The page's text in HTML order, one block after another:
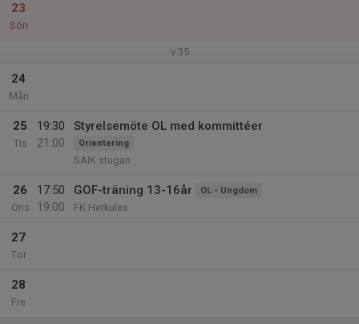
23
Sön
v.35
24
Mån
25
Tis
19:30
21:00
Styrelsemöte OL med kommittéer
Orientering
SAIK stugan
26
Ons
17:50
19:00
GOF-träning 13-16år OL - Ungdom
FK Herkules
27
Tor
28
Fre